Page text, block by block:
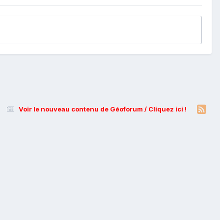
Voir le nouveau contenu de Géoforum / Cliquez ici !